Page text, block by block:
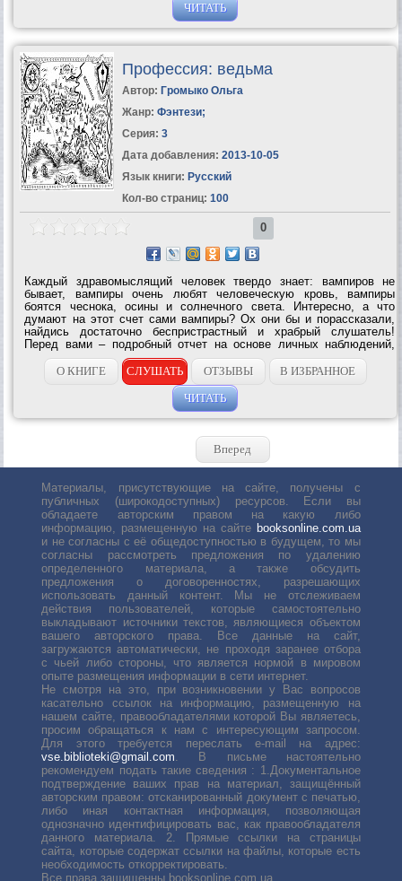
ЧИТАТЬ
Профессия: ведьма
Автор: Громыко Ольга
Жанр: Фэнтези;
Серия: 3
Дата добавления: 2013-10-05
Язык книги: Русский
Кол-во страниц: 100
0
Каждый здравомыслящий человек твердо знает: вампиров не
бывает, вампиры очень любят человеческую кровь, вампиры
боятся чеснока, осины и солнечного света. Интересно, а что
думают на этот счет сами вампиры? Ох они бы и порассказали,
найдись достаточно беспристрастный и храбрый слушатель!
Перед вами – подробный отчет на основе личных наблюдений,
составленный неунывающей адепткой Старминской Школы Магов,
Пифий и Травниц. Но не удалось...
О КНИГЕ СЛУШАТЬ ОТЗЫВЫ
В ИЗБРАННОЕ
ЧИТАТЬ
Вперед
Материалы, присутствующие на сайте, получены с
публичных (широкодоступных) ресурсов. Если вы
обладаете авторским правом на какую либо
информацию, размещенную на сайте booksonline.com.ua
и не согласны с её общедоступностью в будущем, то мы
согласны рассмотреть предложения по удалению
определенного материала, а также обсудить
предложения о договоренностях, разрешающих
использовать данный контент. Мы не отслеживаем
действия пользователей, которые самостоятельно
выкладывают источники текстов, являющиеся объектом
вашего авторского права. Все данные на сайт,
загружаются автоматически, не проходя заранее отбора
с чьей либо стороны, что является нормой в мировом
опыте размещения информации в сети интернет.
Не смотря на это, при возникновении у Вас вопросов
касательно ссылок на информацию, размещенную на
нашем сайте, правообладателями которой Вы являетесь,
просим обращаться к нам с интересующим запросом.
Для этого требуется переслать е-mail на адрес:
vse.biblioteki@gmail.com . В письме настоятельно
рекомендуем подать такие сведения : 1.Документальное
подтверждение ваших прав на материал, защищённый
авторским правом: отсканированный документ с печатью,
либо иная контактная информация, позволяющая
однозначно идентифицировать вас, как правообладателя
данного материала. 2. Прямые ссылки на страницы
сайта, которые содержат ссылки на файлы, которые есть
необходимость откорректировать.
Все права защищенны booksonline.com.ua